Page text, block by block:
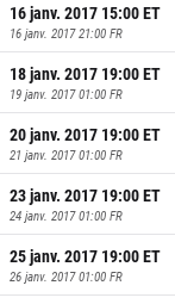
16 janv. 2017 15:00ET
16 janv. 2017 21:00 FR
18 janv. 2017 19:00ET
19 janv. 2017 01:00 FR
20 janv. 2017 19:00ET
21 janv. 2017 01:00 FR
23 janv. 2017 19:00ET
24 janv. 2017 01:00 FR
25 janv. 2017 19:00ET
26 janv. 2017 01:00 FR